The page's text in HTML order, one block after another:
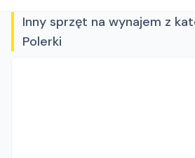
Inny sprzęt na wynajem z
Polerki